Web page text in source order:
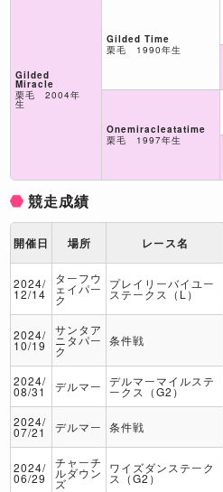
Gilded
Miracle
栗毛 2004年
生
Gilded Time
栗毛 1990年生
Onemiracleatatime
栗毛 1997年生
競走成績
開催日 場所 レース名
2024/
12/14
ターフウ
ェイパー
ク
プレイリーバイユー
ステークス（L）
2024/
10/19
サンタア
ニタパー
ク
条件戦
2024/
08/31 デルマー デルマーマイルステ
ークス（G2）
2024/
07/21 デルマー 条件戦
2024/
06/29
チャーチ
ルダウン
ズ
ワイズダンステーク
ス（G2）